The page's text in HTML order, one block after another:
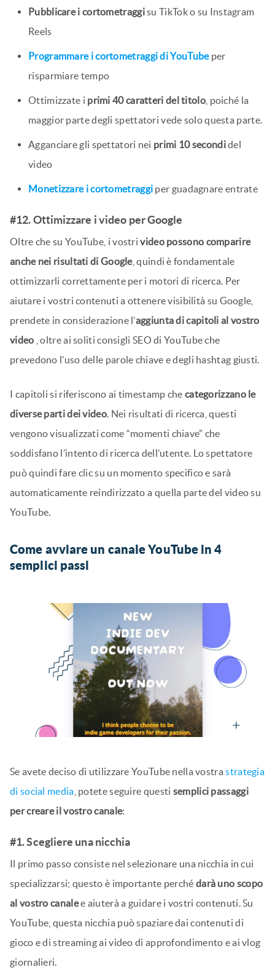
Pubblicare i cortometraggisu TikTok o su Instagram
Reels
Programmare i cortometraggi di YouTubeper
risparmiare tempo
Ottimizzate i primi 40 caratteri del titolo, poiché la
maggior parte degli spettatori vede solo questa parte.
Agganciare gli spettatori nei primi 10 secondidel
video
Monetizzare i cortometraggi per guadagnare entrate
#12. Ottimizzare i video per Google
Oltre che su YouTube, i vostrivideo possono comparire
anche nei risultati di Google, quindi è fondamentale
ottimizzarli correttamente per i motori di ricerca. Per
aiutare i vostri contenuti a ottenere visibilità su Google,
prendete in considerazione l’aggiunta di capitoli al vostro
video , oltre ai soliti consigli SEO di YouTube che
prevedono l’uso delle parole chiave e degli hashtag giusti.
I capitoli si riferiscono ai timestamp che categorizzano le
diverse parti dei video. Nei risultati di ricerca, questi
vengono visualizzati come “momenti chiave” che
soddisfano l’intento di ricerca dell’utente. Lo spettatore
può quindi fare clic su un momento specifico e sarà
automaticamente reindirizzato a quella parte del video su
YouTube.
Come avviare un canale YouTube in 4
semplici passi
Se avete deciso di utilizzare YouTube nella vostrastrategia
di social media , potete seguire questi semplici passaggi
per creare il vostro canale:
#1. Scegliere una nicchia
Il primo passo consiste nel selezionare una nicchia in cui
specializzarsi; questo è importante perché darà uno scopo
al vostro canalee aiuterà a guidare i vostri contenuti. Su
YouTube, questa nicchia può spaziare dai contenuti di
gioco e di streaming ai video di approfondimento e ai vlog
giornalieri.